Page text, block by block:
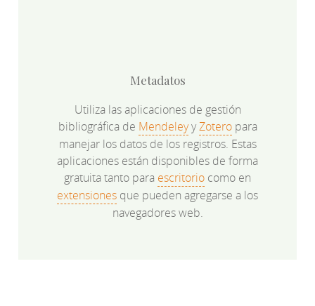
Metadatos
Utiliza las aplicaciones de gestión
bibliográfica de MendeleyyZoteropara
manejar los datos de los registros. Estas
aplicaciones están disponibles de forma
gratuita tanto para escritorio como en
extensiones que pueden agregarse a los
navegadores web.